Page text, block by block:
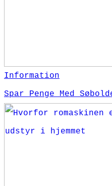
Information
Spar Penge Med